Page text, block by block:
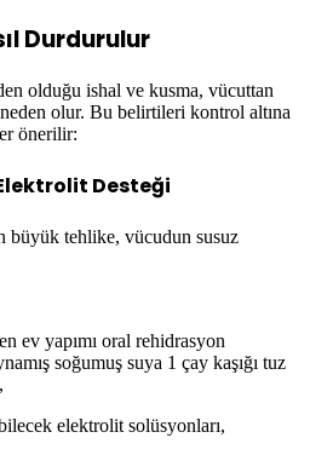
Durdurulur
olduğu ishal ve kusma, vücuttan
neden olur. Bu belirtileri kontrol altına
önerilir:
Desteği
büyük tehlike, vücudun susuz
ev yapımı oral rehidrasyon
soğumuş suya 1 çay kaşığı tuz
elektrolit solüsyonları,